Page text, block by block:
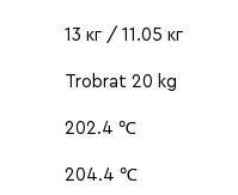
13 кг / 11.05 кг
Trobrat 20 kg
202.4 ℃
204.4 ℃